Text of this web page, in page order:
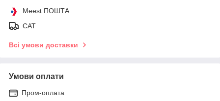
Meest ПОШТА
САТ
Всі умови доставки
Умови оплати
Пром-оплата